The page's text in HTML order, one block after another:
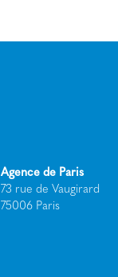
Agence de Paris
73 rue de Vaugirard
75006 Paris